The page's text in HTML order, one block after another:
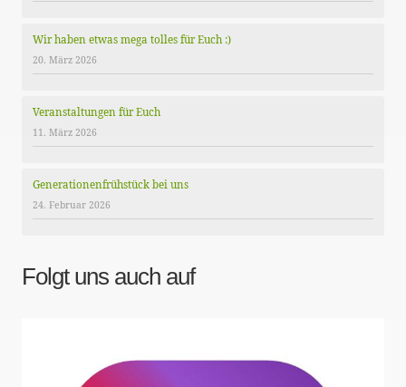
Wir haben etwas mega tolles für Euch :)
20. März 2026
Veranstaltungen für Euch
11. März 2026
Generationenfrühstück bei uns
24. Februar 2026
Folgt uns auch auf